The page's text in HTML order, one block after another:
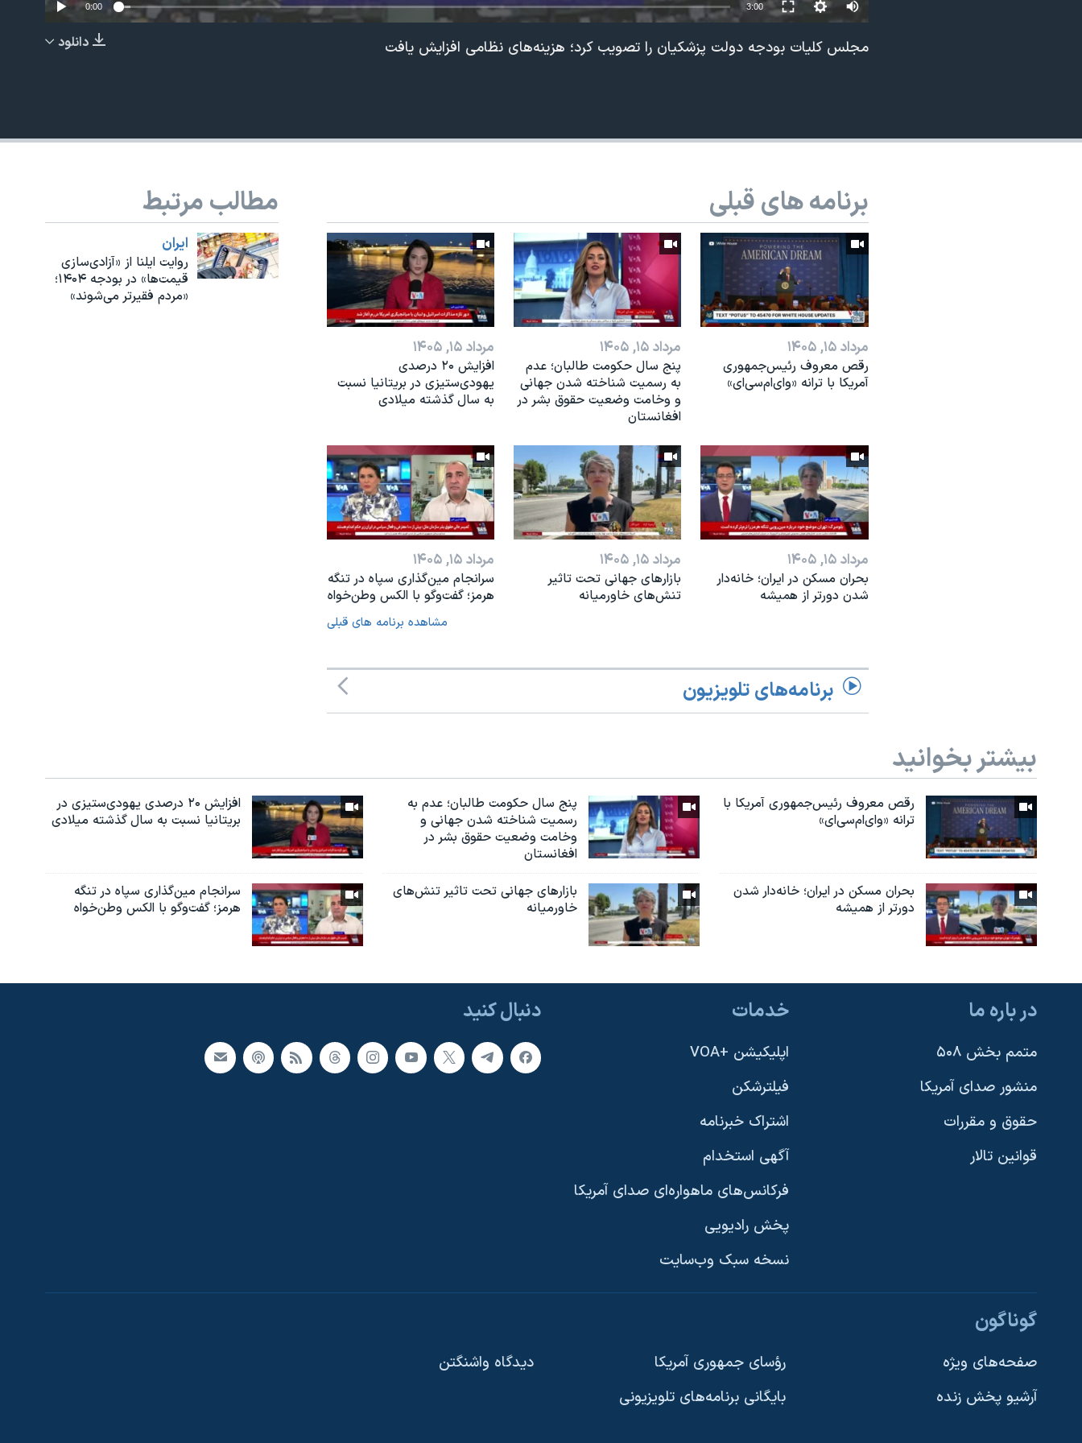
دنبال کنید
زبانهای مختلف
EMBED
0:00 3:00
دانلود مجلس کلیات بودجه دولت پزشکیان را تصویب کرد؛ هزینه‌های نظامی افزایش یافت
مطالب مرتبط
ايران
روایت ایلنا از «آزادی‌سازی
قیمت‌ها» در بودجه ۱۴۰۴؛
«مردم فقیرتر می‌شوند»
برنامه های قبلی
مرداد ۱۵, ۱۴۰۵
رقص معروف رئیس‌جمهوری
آمریکا با ترانه «وای‌ام‌سی‌ای»
مرداد ۱۵, ۱۴۰۵
پنج سال حکومت طالبان؛ عدم
به رسمیت شناخته شدن جهانی
و وخامت وضعیت حقوق بشر در
افغانستان
مرداد ۱۵, ۱۴۰۵
افزایش ۲۰ درصدی
یهودی‌ستیزی در بریتانیا نسبت
به سال گذشته میلادی
مرداد ۱۵, ۱۴۰۵
بحران مسکن در ایران؛ خانه‌دار
شدن دورتر از همیشه
مرداد ۱۵, ۱۴۰۵
بازارهای جهانی تحت تاثیر
تنش‌های خاورمیانه
مرداد ۱۵, ۱۴۰۵
سرانجام مین‌گذاری‌ سپاه در تنگه
هرمز؛ گفت‌وگو با الکس وطن‌خواه
مشاهده برنامه های قبلی
برنامه‌های تلویزیون
بیشتر بخوانید
رقص معروف رئیس‌جمهوری آمریکا با
ترانه «وای‌ام‌سی‌ای»
پنج سال حکومت طالبان؛ عدم به
رسمیت شناخته شدن جهانی و
وخامت وضعیت حقوق بشر در
افغانستان
افزایش ۲۰ درصدی یهودی‌ستیزی در
بریتانیا نسبت به سال گذشته میلادی
بحران مسکن در ایران؛ خانه‌دار شدن
دورتر از همیشه
بازارهای جهانی تحت تاثیر تنش‌های
خاورمیانه
سرانجام مین‌گذاری‌ سپاه در تنگه
هرمز؛ گفت‌وگو با الکس وطن‌خواه
دنبال کنید در باره ما
متمم بخش ۵۰۸
منشور صدای آمریکا
حقوق و مقررات
قوانین تالار
خدمات
اپلیکیشن +VOA
فیلترشکن
اشتراک خبرنامه
آگهی استخدام
فرکانس‌های ماهواره‌ای صدای آمریکا
پخش رادیویی
نسخه سبک وب‌سایت
گوناگون
صفحه‌های ویژه
آرشیو پخش زنده
رؤسای جمهوری آمریکا
بایگانی برنامه‌های تلویزیونی
دیدگاه‌ واشنگتن